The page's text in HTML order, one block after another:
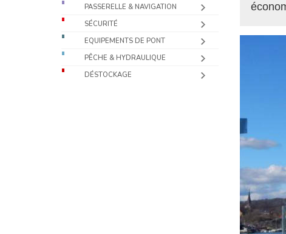
PASSERELLE & NAVIGATION
SÉCURITÉ
EQUIPEMENTS DE PONT
PÊCHE & HYDRAULIQUE
DÉSTOCKAGE